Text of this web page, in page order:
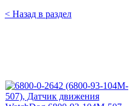
< Назад в раздел